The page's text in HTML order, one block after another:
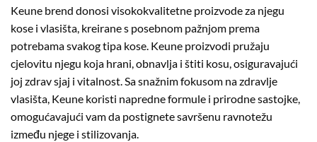
Keune brend donosi visokokvalitetne proizvode za njegu
kose i vlasišta, kreirane s posebnom pažnjom prema
potrebama svakog tipa kose. Keune proizvodi pružaju
cjelovitu njegu koja hrani, obnavlja i štiti kosu, osiguravajući
joj zdrav sjaj i vitalnost. Sa snažnim fokusom na zdravlje
vlasišta, Keune koristi napredne formule i prirodne sastojke,
omogućavajući vam da postignete savršenu ravnotežu
između njege i stilizovanja.